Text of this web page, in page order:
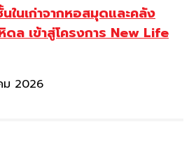
ในเก่าจากหอสมุดและคลัง
ล เข้าสู่โครงการ New Life
ม 2026